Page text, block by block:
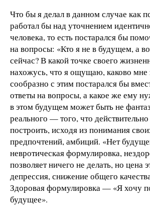
Что бы я делал в данном случае как
работал бы над уточнением
человека, то есть постарался бы
на вопросы: «Кто я не в будущем, а
сейчас? В какой точке своего
нахожусь, что я ощущаю, каково мне
сообразно с этим постарался бы
ответы на вопросы, а какое же ему
в этом будущем может быть не
реального — того, что
построить, исходя из понимания
предпочтений, амбиций. «Нет
невротическая формулировка,
позволяет ничего не делать, но
депрессия, снижение общего
Здоровая формулировка — «Я хочу
будущее».